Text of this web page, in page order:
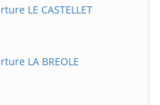
LE CASTELLET
LA BREOLE